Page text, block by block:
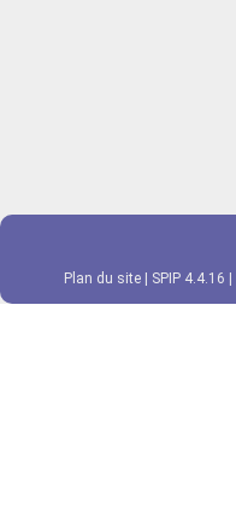
Plan du site SPIP 4.4.16